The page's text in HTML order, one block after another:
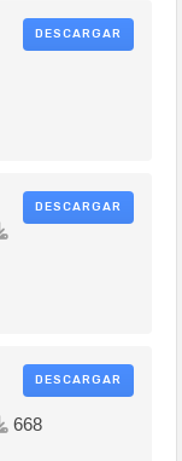
DESCARGAR
DESCARGAR
DESCARGAR
668